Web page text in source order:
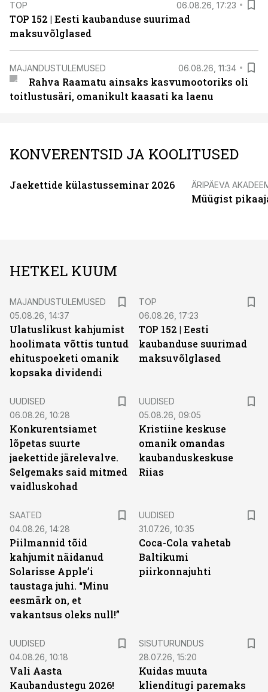
TOP 06.08.26, 17:23
TOP 152 | Eesti kaubanduse suurimad
maksuvõlglased
MAJANDUSTULEMUSED 06.08.26, 11:34
Rahva Raamatu ainsaks kasvumootoriks oli
toitlustusäri, omanikult kaasati ka laenu
KONVERENTSID JA KOOLITUSED
Jaekettide külastusseminar 2026 ÄRIPÄEVA
Müügist
HETKEL KUUM
MAJANDUSTULEMUSED
05.08.26, 14:37
Ulatuslikust kahjumist
hoolimata võttis tuntud
ehituspoeketi omanik
kopsaka dividendi
TOP
06.08.26, 17:23
TOP 152 | Eesti
kaubanduse suurimad
maksuvõlglased
UUDISED
06.08.26, 10:28
Konkurentsiamet
lõpetas suurte
jaekettide järelevalve.
Selgemaks said mitmed
vaidluskohad
UUDISED
05.08.26, 09:05
Kristiine keskuse
omanik omandas
kaubanduskeskuse
Riias
SAATED
04.08.26, 14:28
Piilmannid tõid
kahjumit näidanud
Solarisse Apple’i
taustaga juhi. “Minu
eesmärk on, et
vakantsus oleks null!”
UUDISED
31.07.26, 10:35
Coca-Cola vahetab
Baltikumi
piirkonnajuhti
UUDISED
04.08.26, 10:18
Vali Aasta
Kaubandustegu 2026!
SISUTURUNDUS
28.07.26, 15:20
Kuidas muuta
klienditugi paremaks